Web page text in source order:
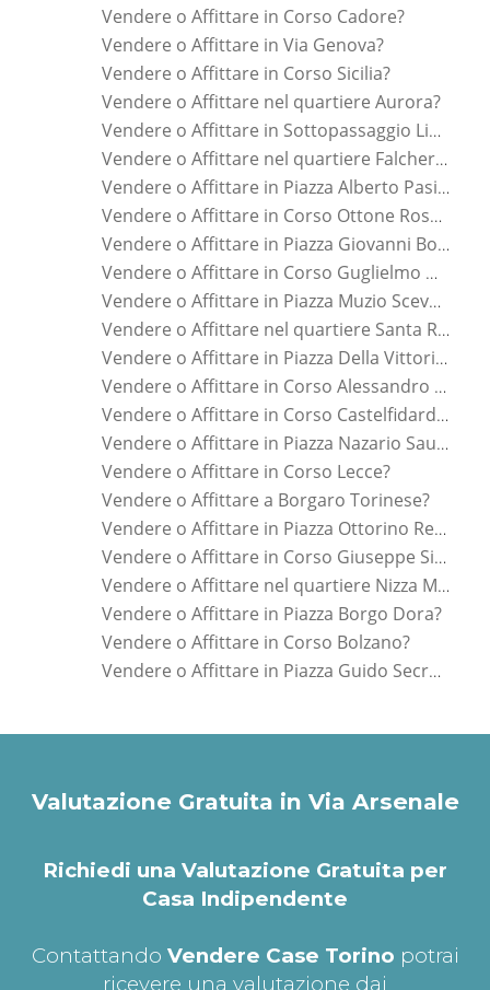
Vendere o Affittare in Corso Cadore?
Vendere o Affittare in Via Genova?
Vendere o Affittare in Corso Sicilia?
Vendere o Affittare nel quartiere Aurora?
Vendere o Affittare in Sottopassaggio Lingotto?
Vendere o Affittare nel quartiere Falchera?
Vendere o Affittare in Piazza Alberto Pasini?
Vendere o Affittare in Corso Ottone Rosai?
Vendere o Affittare in Piazza Giovanni Bottesini?
Vendere o Affittare in Corso Guglielmo Marconi?
Vendere o Affittare in Piazza Muzio Scevola?
Vendere o Affittare nel quartiere Santa Rita?
Vendere o Affittare in Piazza Della Vittoria?
Vendere o Affittare in Corso Alessandro Tassoni?
Vendere o Affittare in Corso Castelfidardo?
Vendere o Affittare in Piazza Nazario Sauro?
Vendere o Affittare in Corso Lecce?
Vendere o Affittare a Borgaro Torinese?
Vendere o Affittare in Piazza Ottorino Respighi?
Vendere o Affittare in Corso Giuseppe Siccardi?
Vendere o Affittare nel quartiere Nizza Millefonti?
Vendere o Affittare in Piazza Borgo Dora?
Vendere o Affittare in Corso Bolzano?
Vendere o Affittare in Piazza Guido Secreto?
Valutazione Gratuita in Via Arsenale
Richiedi una Valutazione Gratuita per
Casa Indipendente
Contattando Vendere Case Torino potrai
ricevere una valutazione dai